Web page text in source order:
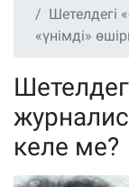
Шетелдегі
«үнімді»
келе ме?